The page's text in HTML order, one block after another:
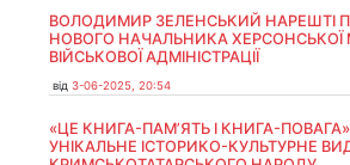
ВОЛОДИМИР ЗЕЛЕНСЬКИЙ НАРЕШТІ
НОВОГО НАЧАЛЬНИКА ХЕРСОНСЬКОЇ
ВІЙСЬКОВОЇ АДМІНІСТРАЦІЇ
від 3-06-2025, 20:54
«ЦЕ КНИГА-ПАМ’ЯТЬ І КНИГА-
УНІКАЛЬНЕ ІСТОРИКО-КУЛЬТУРНЕ